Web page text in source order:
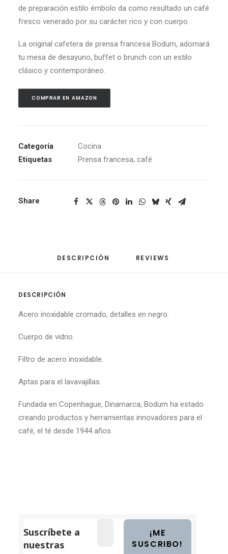
de preparación estilo émbolo da como resultado un café
fresco venerado por su carácter rico y con cuerpo.
La original cafetera de prensa francesa Bodum, adornará
tu mesa de desayuno, buffet o brunch con un estilo
clásico y contemporáneo.
COMPRAR EN AMAZON
Categoría
Cocina
Etiquetas
Prensa francesa, café
Share
DESCRIPCIÓN REVIEWS
DESCRIPCIÓN
Acero inoxidable cromado, detalles en negro.
Cuerpo de vidrio.
Filtro de acero inoxidable.
Aptas para el lavavajillas.
Fundada en Copenhague, Dinamarca, Bodum ha estado
creando productos y herramientas innovadores para el
café, el té desde 1944 años.
Suscríbete a
nuestras